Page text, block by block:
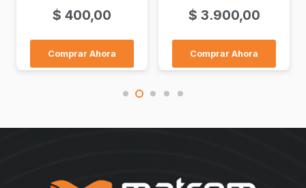
$ 400,00
Comprar Ahora
$ 3.900,00
Comprar Ahora